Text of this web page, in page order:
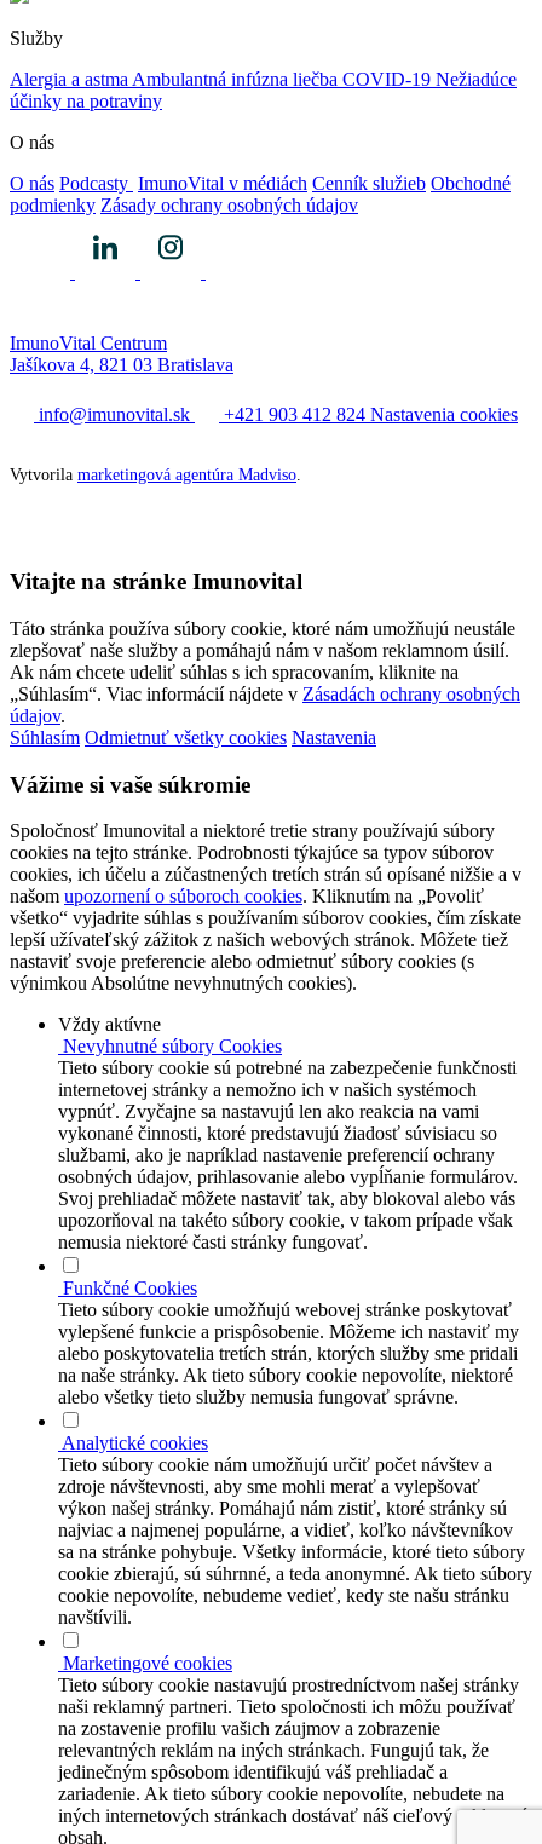
Služby
Alergia a astma Ambulantná infúzna liečba COVID-19 Nežiadúce
účinky na potraviny
O nás
O nás Podcasty ImunoVital v médiách Cenník služieb Obchodné
podmienky Zásady ochrany osobných údajov
ImunoVital Centrum
Jašíkova 4, 821 03 Bratislava
info@imunovital.sk +421 903 412 824 Nastavenia cookies
Vytvorila marketingová agentúra Madviso.
Vitajte na stránke Imunovital
Táto stránka používa súbory cookie, ktoré nám umožňujú neustále
zlepšovať naše služby a pomáhajú nám v našom reklamnom úsilí.
Ak nám chcete udeliť súhlas s ich spracovaním, kliknite na
„Súhlasím“. Viac informácií nájdete v Zásadách ochrany osobných
údajov.
Súhlasím Odmietnuť všetky cookies Nastavenia
Vážime si vaše súkromie
Spoločnosť Imunovital a niektoré tretie strany používajú súbory
cookies na tejto stránke. Podrobnosti týkajúce sa typov súborov
cookies, ich účelu a zúčastnených tretích strán sú opísané nižšie a v
našom upozornení o súboroch cookies. Kliknutím na „Povoliť
všetko“ vyjadrite súhlas s používaním súborov cookies, čím získate
lepší užívateľský zážitok z našich webových stránok. Môžete tiež
nastaviť svoje preferencie alebo odmietnuť súbory cookies (s
výnimkou Absolútne nevyhnutných cookies).
Vždy aktívne
Nevyhnutné súbory Cookies
Tieto súbory cookie sú potrebné na zabezpečenie funkčnosti
internetovej stránky a nemožno ich v našich systémoch
vypnúť. Zvyčajne sa nastavujú len ako reakcia na vami
vykonané činnosti, ktoré predstavujú žiadosť súvisiacu so
službami, ako je napríklad nastavenie preferencií ochrany
osobných údajov, prihlasovanie alebo vypĺňanie formulárov.
Svoj prehliadač môžete nastaviť tak, aby blokoval alebo vás
upozorňoval na takéto súbory cookie, v takom prípade však
nemusia niektoré časti stránky fungovať.
Funkčné Cookies
Tieto súbory cookie umožňujú webovej stránke poskytovať
vylepšené funkcie a prispôsobenie. Môžeme ich nastaviť my
alebo poskytovatelia tretích strán, ktorých služby sme pridali
na naše stránky. Ak tieto súbory cookie nepovolíte, niektoré
alebo všetky tieto služby nemusia fungovať správne.
Analytické cookies
Tieto súbory cookie nám umožňujú určiť počet návštev a
zdroje návštevnosti, aby sme mohli merať a vylepšovať
výkon našej stránky. Pomáhajú nám zistiť, ktoré stránky sú
najviac a najmenej populárne, a vidieť, koľko návštevníkov
sa na stránke pohybuje. Všetky informácie, ktoré tieto súbory
cookie zbierajú, sú súhrnné, a teda anonymné. Ak tieto súbory
cookie nepovolíte, nebudeme vedieť, kedy ste našu stránku
navštívili.
Marketingové cookies
Tieto súbory cookie nastavujú prostredníctvom našej stránky
naši reklamný partneri. Tieto spoločnosti ich môžu používať
na zostavenie profilu vašich záujmov a zobrazenie
relevantných reklám na iných stránkach. Fungujú tak, že
jedinečným spôsobom identifikujú váš prehliadač a
zariadenie. Ak tieto súbory cookie nepovolíte, nebudete na
iných internetových stránkach dostávať náš cieľový reklamný
obsah.